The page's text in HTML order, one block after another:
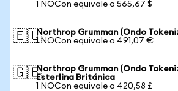
1 NOCon equivale a 565,67 $
🇪🇺Northrop Grumman (Ondo
1 NOCon equivale a 491,07 €
🇬🇧Northrop Grumman (Ondo
Esterlina Británica
1 NOCon equivale a 420,58 £